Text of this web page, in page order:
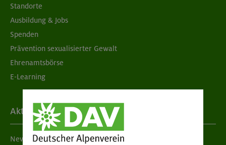
Standorte
Ausbildung & Jobs
Spenden
Prävention sexualisierter Gewalt
Ehrenamtsbörse
E-Learning
Aktuelles
Newsletter